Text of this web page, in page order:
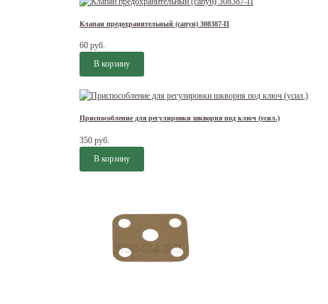
Клапан предохранительный (сапун) 308387-П
60 руб.
Приспособление для регулировки шкворня под ключ (усил.)
350 руб.